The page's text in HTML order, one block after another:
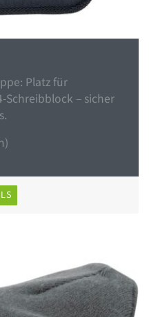
Platz für
Schreibblock – sicher